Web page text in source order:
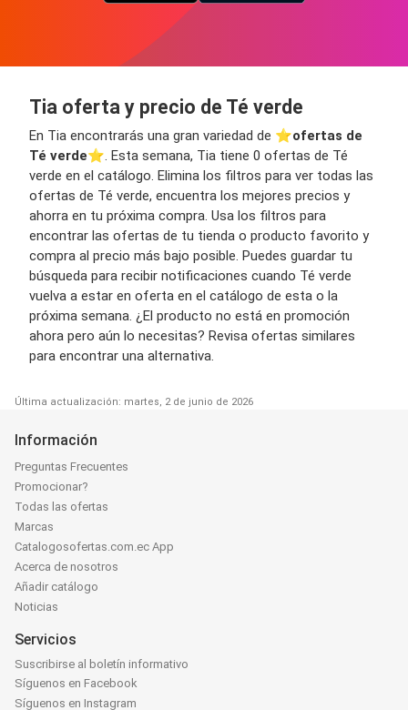
Tia oferta y precio de Té verde
En Tia encontrarás una gran variedad de ⭐️ofertas de
Té verde⭐️. Esta semana, Tia tiene 0 ofertas de Té
verde en el catálogo. Elimina los filtros para ver todas las
ofertas de Té verde, encuentra los mejores precios y
ahorra en tu próxima compra. Usa los filtros para
encontrar las ofertas de tu tienda o producto favorito y
compra al precio más bajo posible. Puedes guardar tu
búsqueda para recibir notificaciones cuando Té verde
vuelva a estar en oferta en el catálogo de esta o la
próxima semana. ¿El producto no está en promoción
ahora pero aún lo necesitas? Revisa ofertas similares
para encontrar una alternativa.
Última actualización: martes, 2 de junio de 2026
Información
Preguntas Frecuentes
Promocionar?
Todas las ofertas
Marcas
Catalogosofertas.com.ec App
Acerca de nosotros
Añadir catálogo
Noticias
Servicios
Suscribirse al boletín informativo
Síguenos en Facebook
Síguenos en Instagram